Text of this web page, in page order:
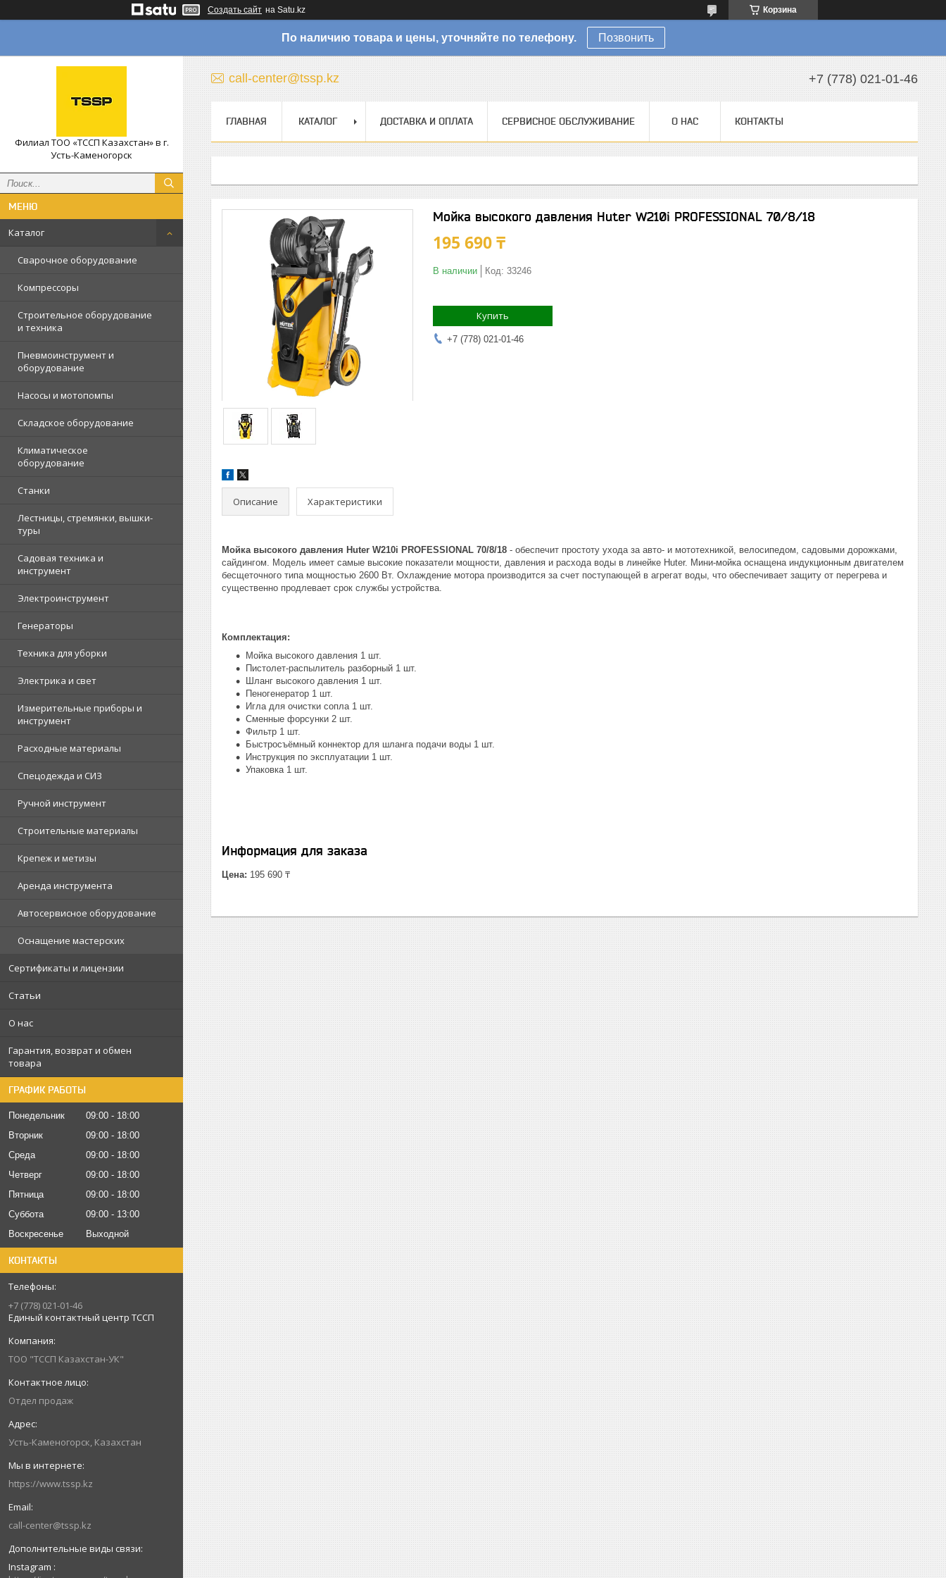
Создать сайт на Satu.kz Корзина
По наличию товара и цены, уточняйте по телефону. Позвонить
Филиал ТОО «ТССП Казахстан» в г.
Усть-Каменогорск
Каталог
Сварочное оборудование
Компрессоры
Строительное оборудование
и техника
Пневмоинструмент и
оборудование
Насосы и мотопомпы
Складское оборудование
Климатическое
оборудование
Станки
Лестницы, стремянки, вышки-
туры
Садовая техника и
инструмент
Электроинструмент
Генераторы
Техника для уборки
Электрика и свет
Измерительные приборы и
инструмент
Расходные материалы
Спецодежда и СИЗ
Ручной инструмент
Строительные материалы
Крепеж и метизы
Аренда инструмента
Автосервисное оборудование
Оснащение мастерских
Сертификаты и лицензии
Статьи
О нас
Гарантия, возврат и обмен
товара
ГРАФИК РАБОТЫ
Понедельник 09:00
18:00
Вторник
09:00
18:00
Среда
09:00
18:00
Четверг
09:00
18:00
Пятница
09:00
18:00
Суббота
09:00
13:00
Воскресенье
Выходной
КОНТАКТЫ
+7 (778) 021-01-46
Единый контактный центр ТССП
ТОО "ТССП Казахстан-УК"
Отдел продаж
Усть-Каменогорск, Казахстан
https://www.tssp.kz
call-center@tssp.kz
Instagram
call-center@tssp.kz +7 (778) 021-01-46
ГЛАВНАЯ КАТАЛОГ ДОСТАВКА И ОПЛАТА СЕРВИСНОЕ ОБСЛУЖИВАНИЕ О НАС КОНТАКТЫ
Мойка высокого давления Huter W210i PROFESSIONAL 70/8/18
195 690 ₸
В наличии Код: 33246
Купить
+7 (778) 021-01-46
Описание Характеристики
Мойка высокого давления Huter W210i PROFESSIONAL 70/8/18 - обеспечит простоту ухода за авто- и мототехникой, велосипедом, садовыми дорожками,
сайдингом. Модель имеет самые высокие показатели мощности, давления и расхода воды в линейке Huter. Мини-мойка оснащена индукционным двигателем
бесщеточного типа мощностью 2600 Вт. Охлаждение мотора производится за счет поступающей в агрегат воды, что обеспечивает защиту от перегрева и
существенно продлевает срок службы устройства.
Комплектация:
Мойка высокого давления 1 шт.
Пистолет-распылитель разборный 1 шт.
Шланг высокого давления 1 шт.
Пеногенератор 1 шт.
Игла для очистки сопла 1 шт.
Сменные форсунки 2 шт.
Фильтр 1 шт.
Быстросъёмный коннектор для шланга подачи воды 1 шт.
Инструкция по эксплуатации 1 шт.
Упаковка 1 шт.
Информация для заказа
Цена: 195 690 ₸